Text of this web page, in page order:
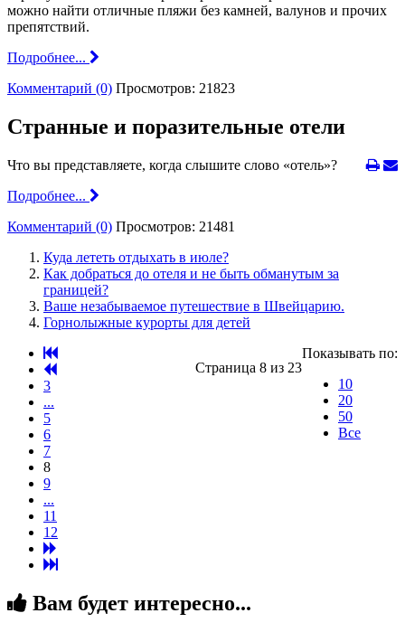
можно найти отличные пляжи без камней, валунов и прочих
препятствий.
Подробнее...
Комментарий (0) Просмотров: 21823
Странные и поразительные отели
Что вы представляете, когда слышите слово «отель»?
Подробнее...
Комментарий (0) Просмотров: 21481
Куда лететь отдыхать в июле?
Как добраться до отеля и не быть обманутым за
границей?
Ваше незабываемое путешествие в Швейцарию.
Горнолыжные курорты для детей
Показывать по:
10
20
50
Все
Страница 8 из 23
3
...
5
6
7
8
9
...
11
12
Вам будет интересно...